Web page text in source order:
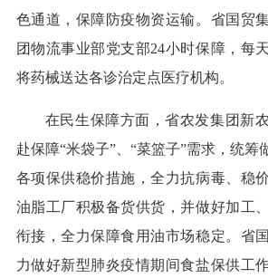
色通道，保障防疫物资运输。省国贸
团物流事业部党支部24小时保障，每
将药械送达各诊治定点医疗机构。
在民生保障方面，省农发集团新
赴保障“米袋子”、“菜篮子”需求，统筹
各项保供稳价措施，全力抗病毒、稳
油脂工厂积极备货供货，并做好加工
衔接，全力保障食用油市场稳定。省
力做好新型肺炎疫情期间食盐保供工